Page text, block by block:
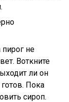
не
Воткните
ли он
Пока
сироп.